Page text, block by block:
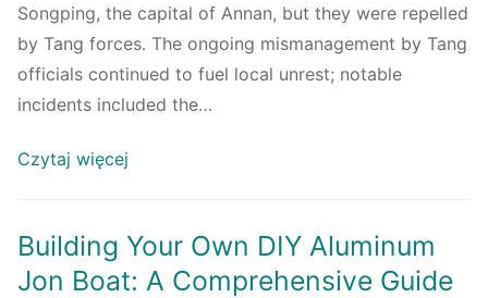
Songping, the capital of Annan, but they were repelled
by Tang forces. The ongoing mismanagement by Tang
officials continued to fuel local unrest; notable
incidents included the…
Czytaj więcej
Building Your Own DIY Aluminum
Jon Boat: A Comprehensive Guide